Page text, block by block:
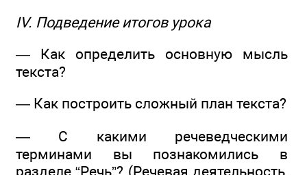
IV. Подведение итогов урока
— Как определить основную мысль
текста?
— Как построить сложный план текста?
— С какими речеведческими
терминами вы познакомились в
разделе “Речь”? (Речевая деятельность,